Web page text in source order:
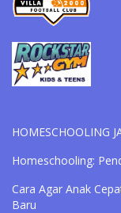
HOMESCHOOLING
Homeschooling:
Cara Agar Anak
Baru